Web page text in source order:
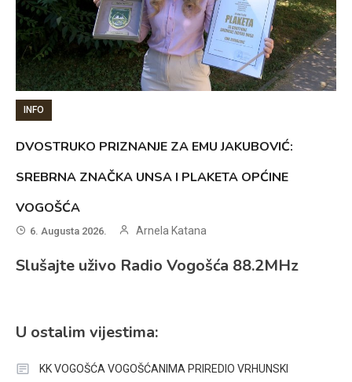
INFO
DVOSTRUKO PRIZNANJE ZA EMU JAKUBOVIĆ:
SREBRNA ZNAČKA UNSA I PLAKETA OPĆINE
VOGOŠĆA
6. Augusta 2026. Arnela Katana
Slušajte uživo Radio Vogošća 88.2MHz
U ostalim vijestima:
KK VOGOŠĆA VOGOŠĆANIMA PRIREDIO VRHUNSKI